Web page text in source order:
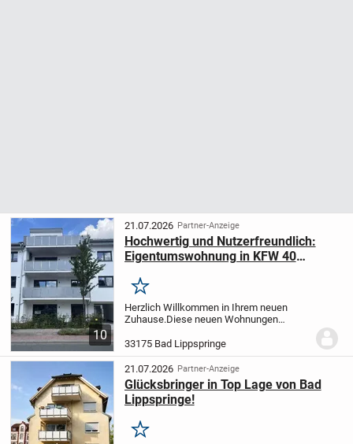
10
21.07.2026 Partner-Anzeige
Hochwertig und Nutzerfreundlich:
Eigentumswohnung in KFW 40
Merken
Herzlich Willkommen in Ihrem neuen
Zuhause.Diese neuen Wohnungen
Grundrisse mit hochwertiger Ausstattung
und bildet so das ideale Zuhause.Die
Wohnungen überzeugen durch...
33175 Bad Lippspringe
21.07.2026 Partner-Anzeige
Glücksbringer in Top Lage von Bad
Lippspringe!
Merken